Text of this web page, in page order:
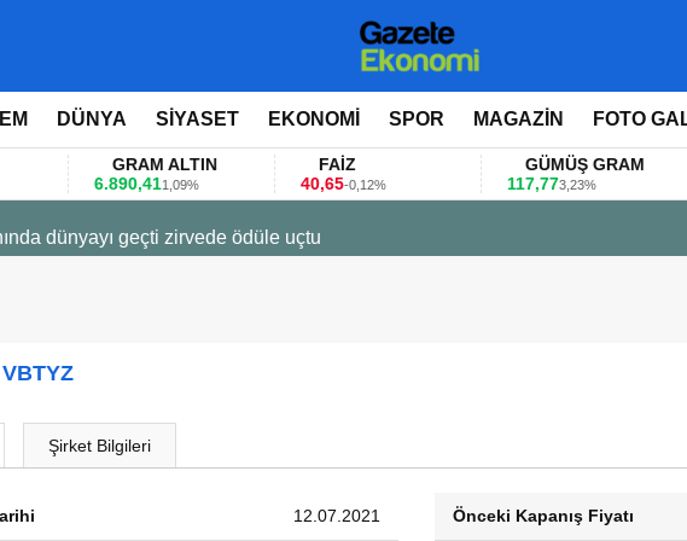
DÜNYA SİYASET EKONOMİ SPOR MAGAZİN FOTO
GRAM ALTIN
6.890,411,09%
40,65-0,12%
GÜMÜŞ GRAM
117,773,23%
dünyayı geçti zirvede ödüle uçtu
Şirket Bilgileri
12.07.2021 Önceki Kapanış Fiyatı